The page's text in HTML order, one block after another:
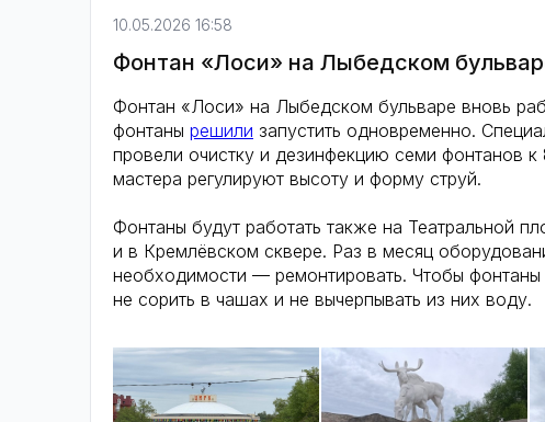
10.05.2026 16:58
Фонтан «Лоси» на Лыбедском
Фонтан «Лоси» на Лыбедском бульваре вновь
фонтаны решили запустить одновременно.
провели очистку и дезинфекцию семи фонтанов
мастера регулируют высоту и форму струй.
Фонтаны будут работать также на Театральной
и в Кремлёвском сквере. Раз в месяц
необходимости — ремонтировать. Чтобы
не сорить в чашах и не вычерпывать из них воду.